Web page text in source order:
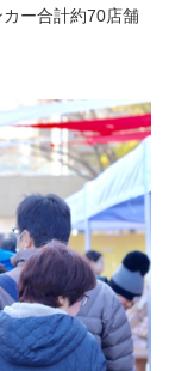
ー合計約70店舗